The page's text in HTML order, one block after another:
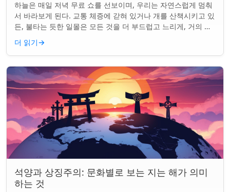
하늘은 매일 저녁 무료 쇼를 선보이며, 우리는 자연스럽게 멈춰
서 바라보게 된다. 교통 체증에 갇혀 있거나 개를 산책시키고 있
든, 불타는 듯한 일몰은 모든 것을 더 부드럽고 느리게, 거의 신
성하게 느끼게 만든다. 하지...
더 읽기→
석양과 상징주의: 문화별로 보는 지는 해가 의미
하는 것